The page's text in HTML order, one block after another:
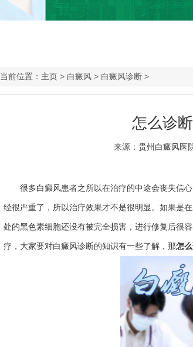
当前位置： 主页 > 白癜风 > 白癜风诊断 >
怎么诊
来源： 贵州白癜风医
很多白癜风患者之所以在治疗的中途会丧失信心
经很严重了，所以治疗效果才不是很明显。如果是
处的黑色素细胞还没有被完全损害，进行修复后很
疗，大家要对白癜风诊断的知识有一些了解，那怎